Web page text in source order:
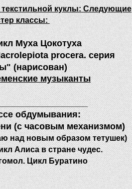
куклы: Следующие
классы:
Муха Цокотуха
procera. серия
(нарисован)
музыканты
обдумывания:
(с часовым механизмом)
над новым образом тетушек)
Алиса в стране чудес.
Цикл Буратино